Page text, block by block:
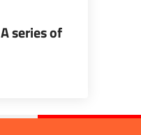
series of